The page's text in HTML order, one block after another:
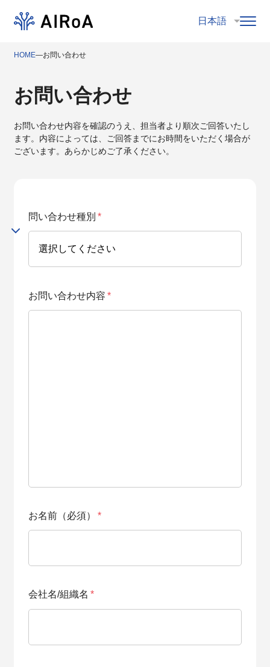
HOME―お問い合わせ
お問い合わせ
お問い合わせ内容を確認のうえ、担当者より順次ご回答いたし
ます。内容によっては、ご回答までにお時間をいただく場合が
ございます。あらかじめご了承ください。
問い合わせ種別 *
お問い合わせ内容 *
お名前（必須） *
会社名/組織名 *